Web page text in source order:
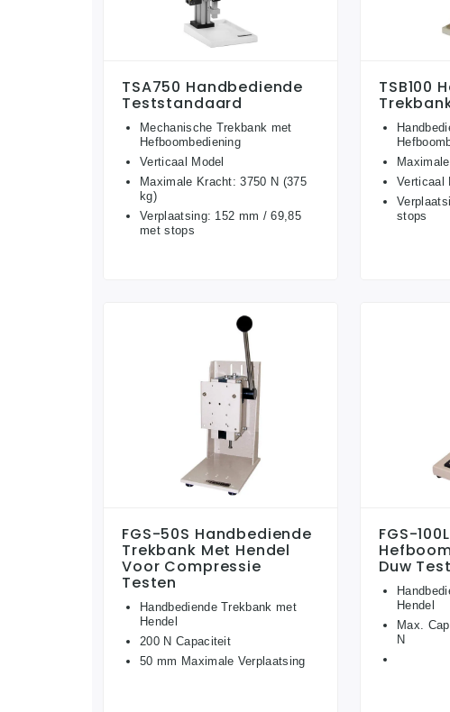
TSA750 Handbediende
Teststandaard
Mechanische Trekbank met
Hefboombediening
Verticaal Model
Maximale Kracht: 3750 N (375
kg)
Verplaatsing: 152 mm / 69,85
met stops
TSB100
Verticaal
stops
FGS-50S Handbediende
Trekbank Met Hendel
Voor Compressie
Testen
Handbediende Trekbank met
Hendel
200 N Capaciteit
50 mm Maximale Verplaatsing
FGS-
Duw
Hendel
Max.
N